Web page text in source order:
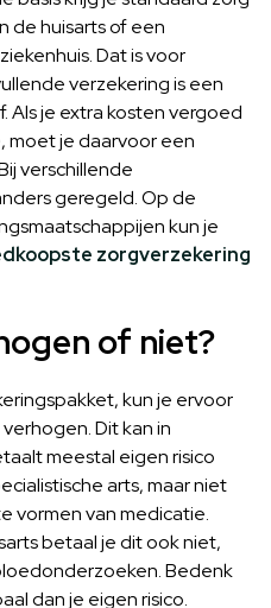
de huisarts of een
Dat is voor
verzekering is een
Als je extra kosten vergoed
moet je daarvoor een
verschillende
geregeld. Op de
kun je
zorgverzekering
of niet?
kun je ervoor
Dit kan in
meestal eigen risico
arts, maar niet
vormen van medicatie.
betaal je dit ook niet,
Bedenk
dan je eigen risico.